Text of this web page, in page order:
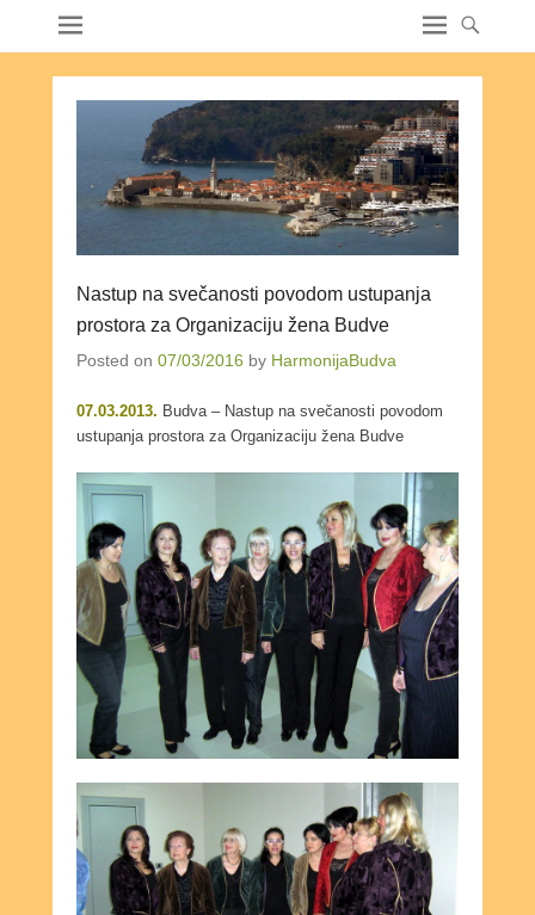
Nastup na svečanosti povodom ustupanja
prostora za Organizaciju žena Budve
Posted on 07/03/2016 by HarmonijaBudva
07.03.2013. Budva – Nastup na svečanosti povodom
ustupanja prostora za Organizaciju žena Budve